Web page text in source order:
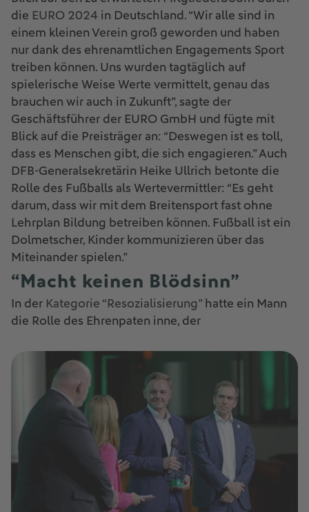
die EURO 2024 in Deutschland. “Wir alle sind in
einem kleinen Verein groß geworden und haben
nur dank des ehrenamtlichen Engagements Sport
treiben können. Uns wurden tagtäglich auf
spielerische Weise Werte vermittelt, genau das
brauchen wir auch in Zukunft”, sagte der
Geschäftsführer der EURO GmbH und fügte mit
Blick auf die Preisträger an: “Deswegen ist es toll,
dass es Menschen gibt, die sich engagieren.” Auch
DFB-Generalsekretärin Heike Ullrich betonte die
Rolle des Fußballs als Wertevermittler: “Es geht
darum, dass wir mit dem Breitensport fast ohne
Lehrplan Bildung betreiben können. Fußball ist ein
Dolmetscher, Kinder kommunizieren über das
Miteinander spielen.”
“Macht keinen Blödsinn”
In der Kategorie “Resozialisierung” hatte ein Mann
die Rolle des Ehrenpaten inne, der